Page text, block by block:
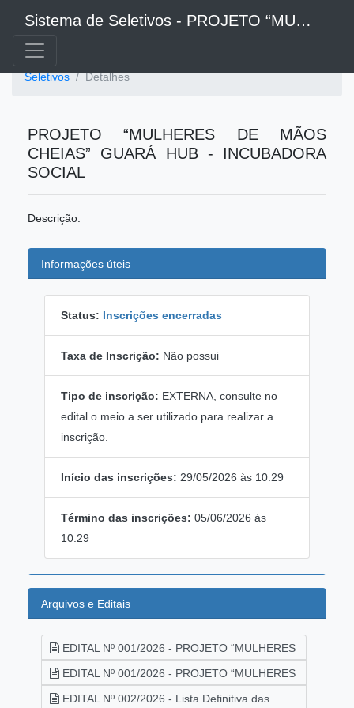
Sistema de Seletivos - PROJETO “MULHERES DE MÃOS CHEIAS” GUARÁ HUB - INCUBADORA SOCIAL
Seletivos Detalhes
PROJETO “MULHERES DE MÃOS
CHEIAS” GUARÁ HUB - INCUBADORA
SOCIAL
Descrição:
Informações úteis
Status: Inscrições encerradas
Taxa de Inscrição: Não possui
Tipo de inscrição: EXTERNA, consulte no
edital o meio a ser utilizado para realizar a
inscrição.
Início das inscrições: 29/05/2026 às 10:29
Término das inscrições: 05/06/2026 às
10:29
Arquivos e Editais
EDITAL Nº 001/2026 - PROJETO “MULHERES
DE MÃOS CHEIAS” GUARÁ HUB -
INCUBADORA SOCIAL.
29/05/2026
EDITAL Nº 001/2026 - PROJETO “MULHERES
DE MÃOS CHEIAS” GUARÁ HUB -
EDITAL Nº 002/2026 - Lista Definitiva das